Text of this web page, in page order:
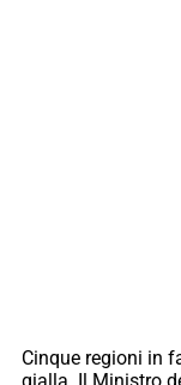
Cinque regioni in